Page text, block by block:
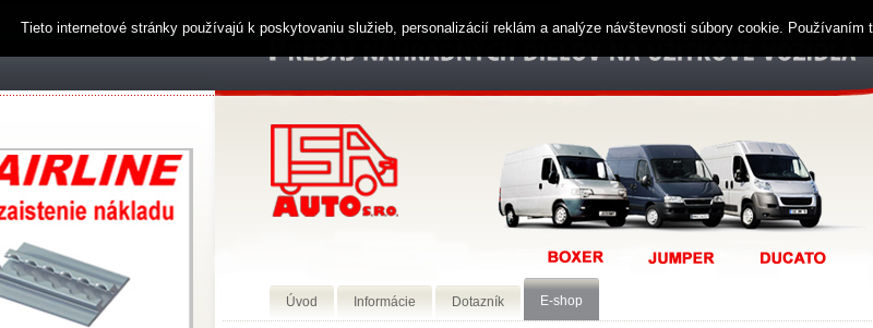
Úvod Informácie Dotazník E-shop
Tieto internetové stránky používajú k poskytovaniu služieb, personalizácií reklám a analýze návštevnosti súbory cookie.